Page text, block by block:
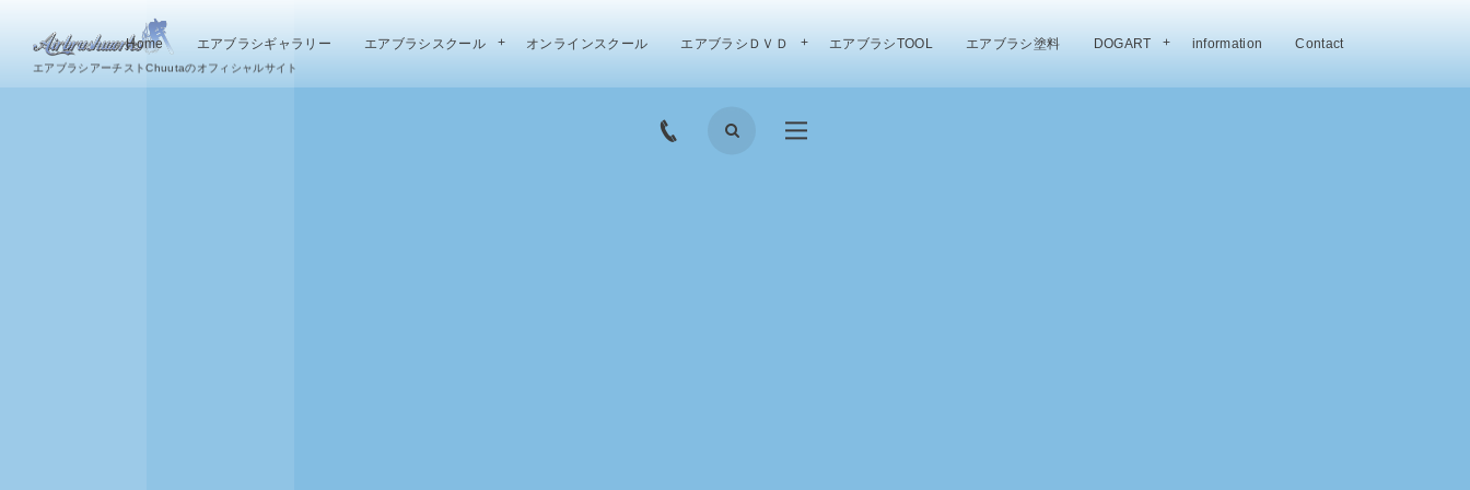
エアブラシアーチストChuutaのオフィシャルサイト
Home エアブラシギャラリー エアブラシスクール オンラインスクール エアブラシＤＶＤ エアブラシTOOL エアブラシ塗料 DOGART information Contact